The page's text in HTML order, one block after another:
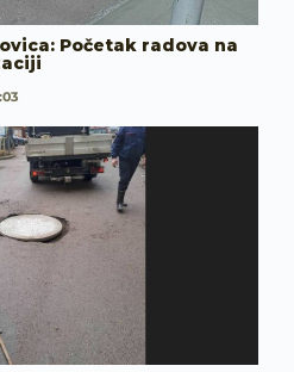
Početak radova na